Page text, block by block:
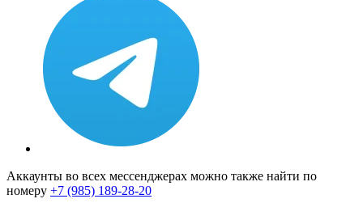
Аккаунты во всех мессенджерах можно также найти по
номеру +7 (985) 189-28-20